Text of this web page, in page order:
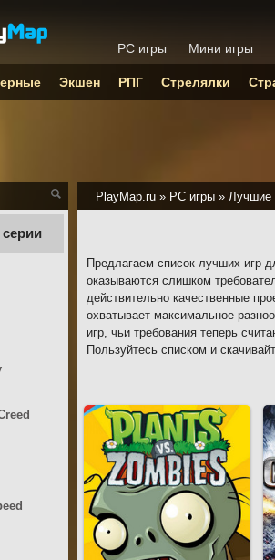
PlayMap.ru » PC игры » Лучшие
Предлагаем список лучших игр
оказываются слишком
действительно качественные
охватывает максимальное
игр, чьи требования теперь
Пользуйтесь списком и
PC игры Мини игры
Экшен РПГ Стрелялки